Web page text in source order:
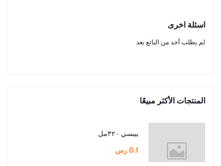
اسئلة اخرى
لم يطلب أحد من البائع بعد
المنتجات الأكثر مبيعًا
بيبسي ٣٢٠مل
0.1 رس